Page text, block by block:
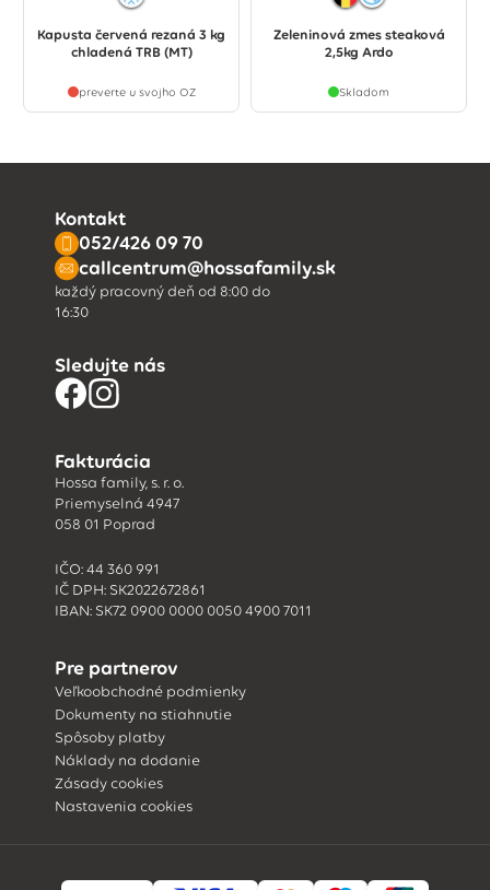
Kapusta červená rezaná 3 kg
chladená TRB (MT)
preverte u svojho OZ
Zeleninová zmes steaková
2,5kg Ardo
Skladom
Kontakt
052/426 09 70
callcentrum@hossafamily.sk
každý pracovný deň od 8:00 do
16:30
Sledujte nás
Fakturácia
Hossa family, s. r. o.
Priemyselná 4947
058 01 Poprad
IČO: 44 360 991
IČ DPH: SK2022672861
IBAN: SK72 0900 0000 0050 4900 7011
Pre partnerov
Veľkoobchodné podmienky
Dokumenty na stiahnutie
Spôsoby platby
Náklady na dodanie
Zásady cookies
Nastavenia cookies